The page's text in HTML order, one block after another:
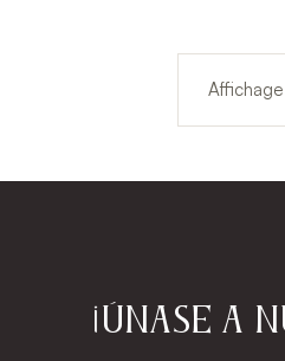
¡Únase